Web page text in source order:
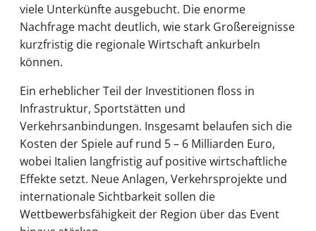
viele Unterkünfte ausgebucht. Die enorme
Nachfrage macht deutlich, wie stark Großereignisse
kurzfristig die regionale Wirtschaft ankurbeln
können.
Ein erheblicher Teil der Investitionen floss in
Infrastruktur, Sportstätten und
Verkehrsanbindungen. Insgesamt belaufen sich die
Kosten der Spiele auf rund 5 – 6 Milliarden Euro,
wobei Italien langfristig auf positive wirtschaftliche
Effekte setzt. Neue Anlagen, Verkehrsprojekte und
internationale Sichtbarkeit sollen die
Wettbewerbsfähigkeit der Region über das Event